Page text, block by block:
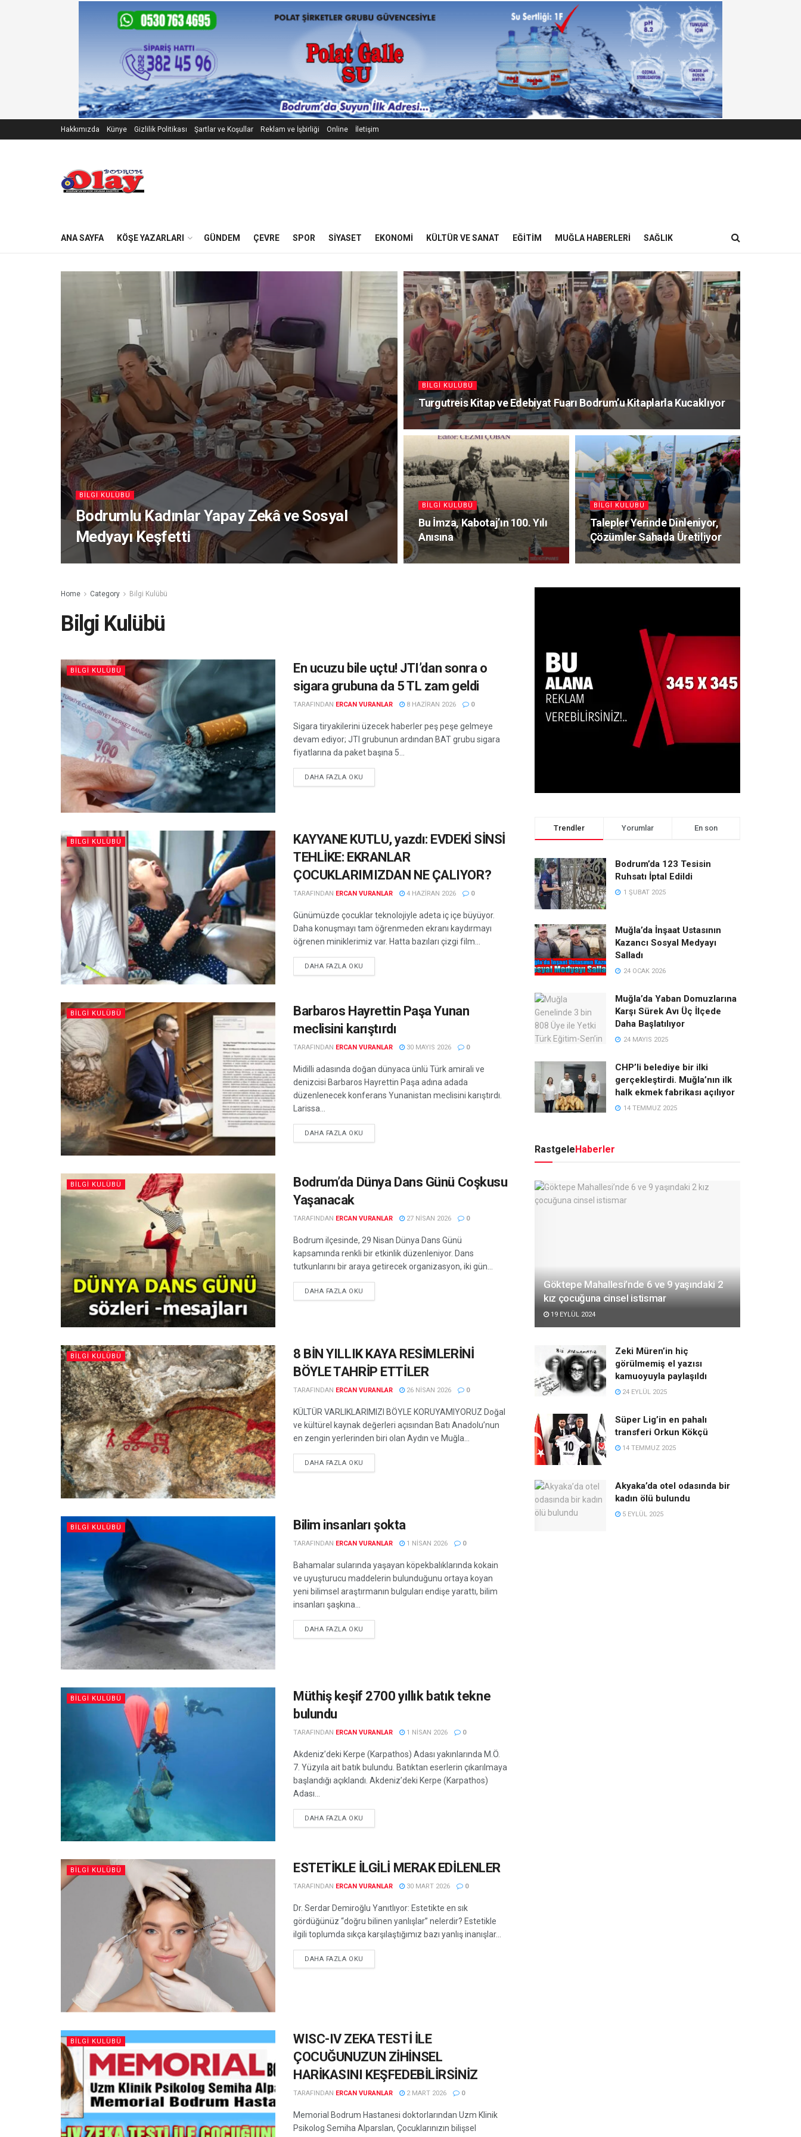
Hakkımızda Künye Gizlilik Politikası Şartlar ve Koşullar Reklam ve İşbirliği Online İletişim
ANA SAYFA KÖŞE YAZARLARI GÜNDEM ÇEVRE SPOR SIYASET EKONOMI KÜLTÜR VE SANAT EĞITIM MUĞLA HABERLERI SAĞLIK
BILGI KULÜBÜ
Bodrumlu Kadınlar Yapay Zekâ ve Sosyal
Medyayı Keşfetti
BILGI KULÜBÜ
Turgutreis Kitap ve Edebiyat Fuarı Bodrum’u Kitaplarla Kucaklıyor
BILGI KULÜBÜ
Bu İmza, Kabotaj’ın 100. Yılı
Anısına
BILGI KULÜBÜ
Talepler Yerinde Dinleniyor,
Çözümler Sahada Üretiliyor
Home Category Bilgi Kulübü
Bilgi Kulübü
BILGI KULÜBÜ
En ucuzu bile uçtu! JTI’dan sonra o
sigara grubuna da 5 TL zam geldi
TARAFINDAN ERCAN VURANLAR 8 HAZIRAN 2026 0
Sigara tiryakilerini üzecek haberler peş peşe gelmeye
devam ediyor; JTI grubunun ardından BAT grubu sigara
fiyatlarına da paket başına 5...
DAHA FAZLA OKU
BILGI KULÜBÜ
KAYYANE KUTLU, yazdı: EVDEKİ SİNSİ
TEHLİKE: EKRANLAR
ÇOCUKLARIMIZDAN NE ÇALIYOR?
TARAFINDAN ERCAN VURANLAR 4 HAZIRAN 2026 0
Günümüzde çocuklar teknolojiyle adeta iç içe büyüyor.
Daha konuşmayı tam öğrenmeden ekranı kaydırmayı
öğrenen miniklerimiz var. Hatta bazıları çizgi film...
DAHA FAZLA OKU
BILGI KULÜBÜ
Barbaros Hayrettin Paşa Yunan
meclisini karıştırdı
TARAFINDAN ERCAN VURANLAR 30 MAYIS 2026 0
Midilli adasında doğan dünyaca ünlü Türk amirali ve
denizcisi Barbaros Hayrettin Paşa adına adada
düzenlenecek konferans Yunanistan meclisini karıştırdı.
Larissa...
DAHA FAZLA OKU
BILGI KULÜBÜ
Bodrum’da Dünya Dans Günü Coşkusu
Yaşanacak
TARAFINDAN ERCAN VURANLAR 27 NISAN 2026 0
Bodrum ilçesinde, 29 Nisan Dünya Dans Günü
kapsamında renkli bir etkinlik düzenleniyor. Dans
tutkunlarını bir araya getirecek organizasyon, iki gün...
DAHA FAZLA OKU
BILGI KULÜBÜ
8 BİN YILLIK KAYA RESİMLERİNİ
BÖYLE TAHRİP ETTİLER
TARAFINDAN ERCAN VURANLAR 26 NISAN 2026 0
KÜLTÜR VARLIKLARIMIZI BÖYLE KORUYAMIYORUZ Doğal
ve kültürel kaynak değerleri açısından Batı Anadolu’nun
en zengin yerlerinden biri olan Aydın ve Muğla...
DAHA FAZLA OKU
BILGI KULÜBÜ Bilim insanları şokta
TARAFINDAN ERCAN VURANLAR 1 NISAN 2026 0
Bahamalar sularında yaşayan köpekbalıklarında kokain
ve uyuşturucu maddelerin bulunduğunu ortaya koyan
yeni bilimsel araştırmanın bulguları endişe yarattı, bilim
insanları şaşkına...
DAHA FAZLA OKU
BILGI KULÜBÜ
Müthiş keşif 2700 yıllık batık tekne
bulundu
TARAFINDAN ERCAN VURANLAR 1 NISAN 2026 0
Akdeniz’deki Kerpe (Karpathos) Adası yakınlarında M.Ö.
7. Yüzyıla ait batık bulundu. Batıktan eserlerin çıkarılmaya
başlandığı açıklandı. Akdeniz’deki Kerpe (Karpathos)
Adası...
DAHA FAZLA OKU
BILGI KULÜBÜ ESTETİKLE İLGİLİ MERAK EDİLENLER
TARAFINDAN ERCAN VURANLAR 30 MART 2026 0
Dr. Serdar Demiroğlu Yanıtlıyor: Estetikte en sık
gördüğünüz “doğru bilinen yanlışlar” nelerdir? Estetikle
ilgili toplumda sıkça karşılaştığımız bazı yanlış inanışlar...
DAHA FAZLA OKU
BILGI KULÜBÜ
WISC-IV ZEKA TESTİ İLE
ÇOCUĞUNUZUN ZİHİNSEL
HARİKASINI KEŞFEDEBİLİRSİNİZ
TARAFINDAN ERCAN VURANLAR 2 MART 2026 0
Memorial Bodrum Hastanesi doktorlarından Uzm Klinik
Psikolog Semiha Alparslan, Çocuklarınızın bilişsel
Trendler Yorumlar En son
Bodrum’da 123 Tesisin
Ruhsatı İptal Edildi
1 ŞUBAT 2025
Muğla’da İnşaat Ustasının
Kazancı Sosyal Medyayı
Salladı
24 OCAK 2026
Muğla’da Yaban Domuzlarına
Karşı Sürek Avı Üç İlçede
Daha Başlatılıyor
24 MAYIS 2025
CHP’li belediye bir ilki
gerçekleştirdi. Muğla’nın ilk
halk ekmek fabrikası açılıyor
14 TEMMUZ 2025
RastgeleHaberler
Göktepe Mahallesi’nde 6 ve 9 yaşındaki 2
kız çocuğuna cinsel istismar
19 EYLÜL 2024
Zeki Müren’in hiç
görülmemiş el yazısı
kamuoyuyla paylaşıldı
24 EYLÜL 2025
Süper Lig’in en pahalı
transferi Orkun Kökçü
14 TEMMUZ 2025
Akyaka’da otel odasında bir
kadın ölü bulundu
5 EYLÜL 2025